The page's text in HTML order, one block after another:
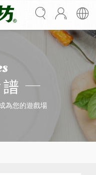
為您的遊戲場